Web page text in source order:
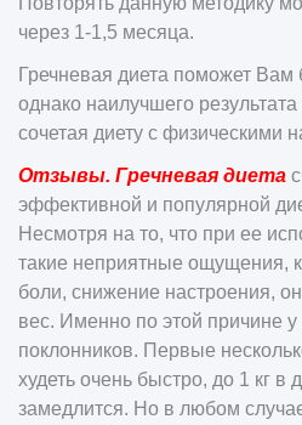
через 1-1,5 месяца.
Гречневая диета поможет Вам
однако наилучшего
сочетая диету с физическими
Отзывы. Гречневая диета
эффективной и популярной
Несмотря на то, что при ее
такие неприятные ощущения,
боли, снижение настроения,
вес. Именно по этой причине у
поклонников. Первые
худеть очень быстро, до 1 кг в
замедлится. Но в любом